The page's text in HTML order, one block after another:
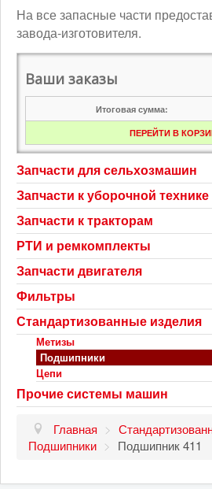
На все запасные части
завода-изготовителя.
Ваши заказы
Итоговая сумма:
ПЕРЕЙТИ В
Запчасти для сельхозмашин
Запчасти к уборочной технике
Запчасти к тракторам
РТИ и ремкомплекты
Запчасти двигателя
Фильтры
Стандартизованные изделия
Метизы
Подшипники
Цепи
Прочие системы машин
Главная >
Подшипники > Подшипник 411